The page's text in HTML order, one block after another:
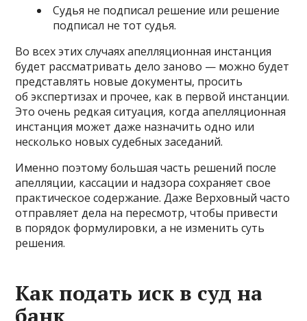
Судья не подписал решение или решение
подписал не тот судья.
Во всех этих случаях апелляционная инстанция
будет рассматривать дело заново — можно будет
представлять новые документы, просить
об экспертизах и прочее, как в первой инстанции.
Это очень редкая ситуация, когда апелляционная
инстанция может даже назначить одно или
несколько новых судебных заседаний.
Именно поэтому большая часть решений после
апелляции, кассации и надзора сохраняет свое
практическое содержание. Даже Верховный часто
отправляет дела на пересмотр, чтобы привести
в порядок формулировки, а не изменить суть
решения.
Как подать иск в суд на
банк